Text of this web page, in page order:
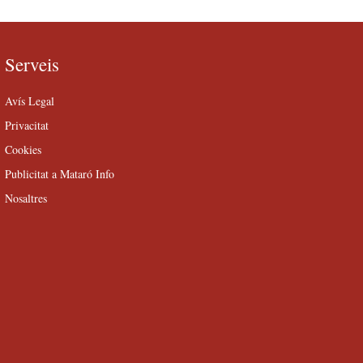
Serveis
Avís Legal
Privacitat
Cookies
Publicitat a Mataró Info
Nosaltres